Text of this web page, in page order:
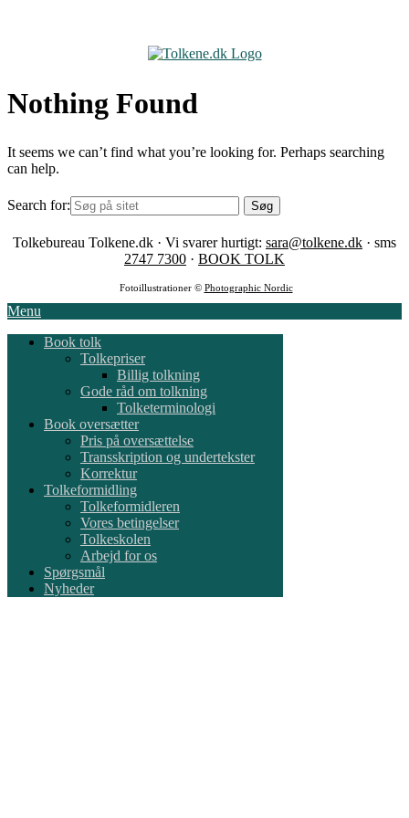
Nothing Found
It seems we can’t find what you’re looking for. Perhaps searching
can help.
Search for:
Tolkebureau Tolkene.dk · Vi svarer hurtigt: sara@tolkene.dk · sms
2747 7300 · BOOK TOLK
Fotoillustrationer © Photographic Nordic
Menu
Book tolk
Tolkepriser
Billig tolkning
Gode råd om tolkning
Tolketerminologi
Book oversætter
Pris på oversættelse
Transskription og undertekster
Korrektur
Tolkeformidling
Tolkeformidleren
Vores betingelser
Tolkeskolen
Arbejd for os
Spørgsmål
Nyheder